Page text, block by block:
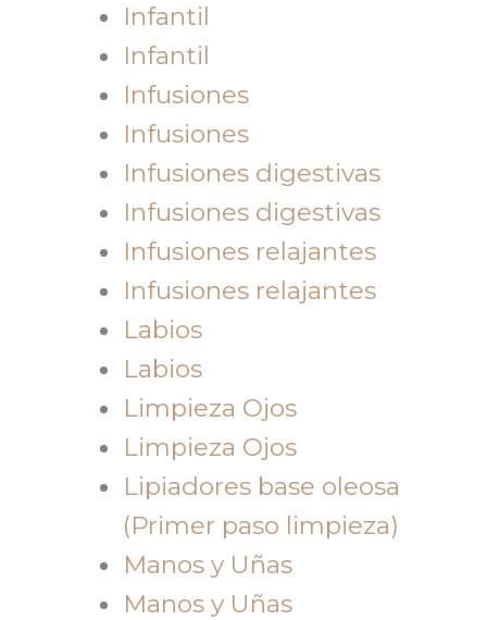
Infantil
Infantil
Infusiones
Infusiones
Infusiones digestivas
Infusiones digestivas
Infusiones relajantes
Infusiones relajantes
Labios
Labios
Limpieza Ojos
Limpieza Ojos
Lipiadores base oleosa
(Primer paso limpieza)
Manos y Uñas
Manos y Uñas